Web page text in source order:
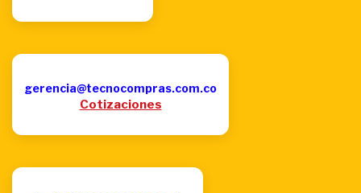
gerencia@tecnocompras.com.co
Cotizaciones